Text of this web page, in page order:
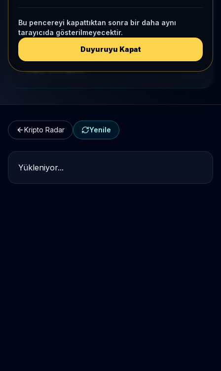
Bu pencereyi kapattıktan sonra bir daha aynı
tarayıcıda gösterilmeyecektir.
Duyuruyu Kapat
Kripto Karşılaştırma
Kategori Benchmark
Kripto Radar Yenile
Yükleniyor...